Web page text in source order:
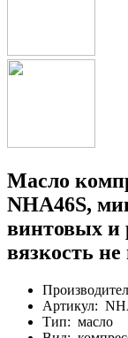
Масло
NHA46S,
винтовых и
вязкость не
Артикул:
Тип: масло